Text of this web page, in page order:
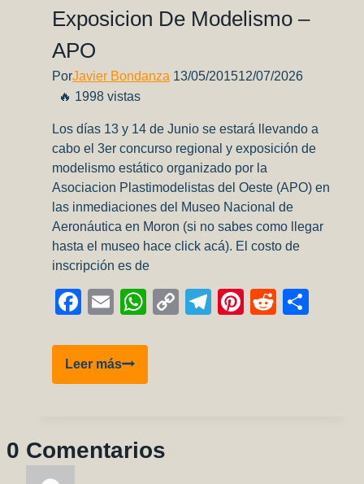
Exposicion De Modelismo –
APO
PorJavier Bondanza 13/05/201512/07/2026
🔥 1998 vistas
Los días 13 y 14 de Junio se estará llevando a
cabo el 3er concurso regional y exposición de
modelismo estático organizado por la
Asociacion Plastimodelistas del Oeste (APO) en
las inmediaciones del Museo Nacional de
Aeronáutica en Moron (si no sabes como llegar
hasta el museo hace click acá). El costo de
inscripción es de
Facebook
EmailWhatsApp
CopyTelegram
Pinterest
Reddit
Leer más3er
concurso
exposicion
de
0 Comentarios